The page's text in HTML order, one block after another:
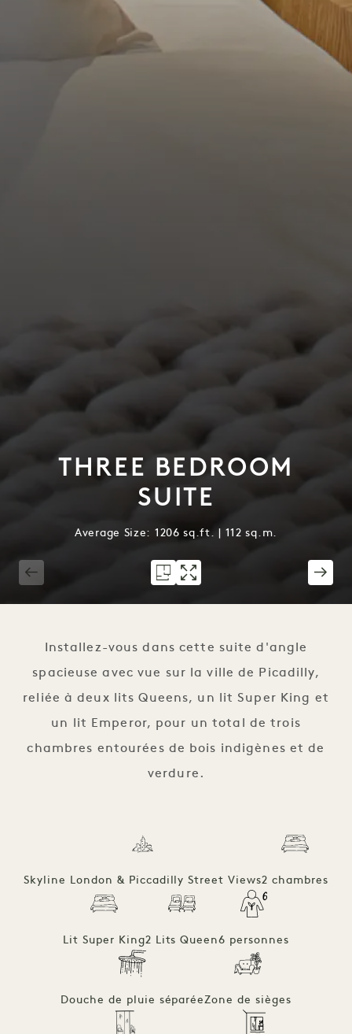
THREE BEDROOM
SUITE
Average Size: 1206 sq.ft. | 112 sq.m.
Installez-vous dans cette suite d'angle
spacieuse avec vue sur la ville de Picadilly,
reliée à deux lits Queens, un lit Super King et
un lit Emperor, pour un total de trois
chambres entourées de bois indigènes et de
verdure.
Skyline London & Piccadilly Street Views2 chambres
Lit Super King2 Lits Queen6 personnes
Douche de pluie séparéeZone de sièges